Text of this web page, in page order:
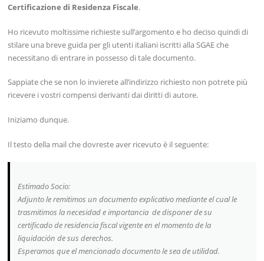
Certificazione di Residenza Fiscale.
Ho ricevuto moltissime richieste sull’argomento e ho deciso quindi di
stilare una breve guida per gli utenti italiani iscritti alla SGAE che
necessitano di entrare in possesso di tale documento.
Sappiate che se non lo invierete all’indirizzo richiesto non potrete più
ricevere i vostri compensi derivanti dai diritti di autore.
Iniziamo dunque.
Il testo della mail che dovreste aver ricevuto è il seguente:
Estimado Socio:
Adjunto le remitimos un documento explicativo mediante el cual le
trasmitimos la necesidad e importancia de disponer de su
certificado de residencia fiscal vigente en el momento de la
liquidación de sus derechos.
Esperamos que el mencionado documento le sea de utilidad.